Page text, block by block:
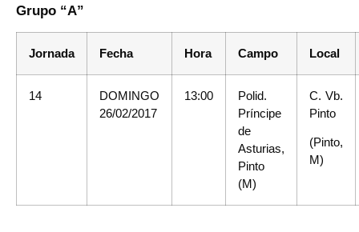
Grupo “A”
Jornada Fecha Hora Campo Local
14
DOMINGO
26/02/2017
13:00
Polid.
Príncipe
de
Asturias,
Pinto
(M)
C. Vb.
Pinto
(Pinto,
M)